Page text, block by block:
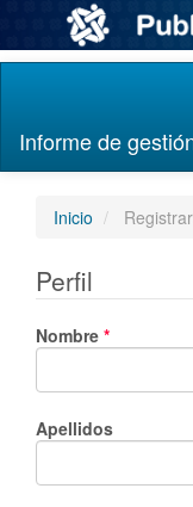
principal
Barra
Informe de
Inicio
Perfil
Nombre *Obligatorio
Apellidos